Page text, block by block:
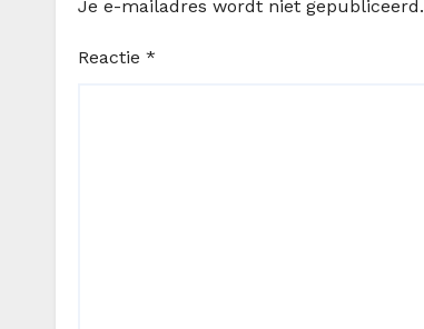
Je e-mailadres wordt niet gepubliceerd.
Reactie *